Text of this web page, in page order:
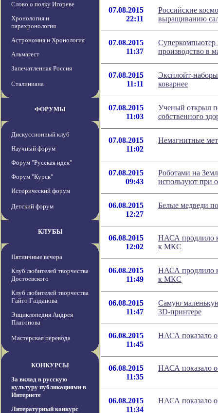
Слово о полку Игореве
Хронология и
парахронология
Астрономия и Хронология
Альмагест
Запечатленная Россия
Сталиниана
ФОРУМЫ
Дискуссионный клуб
Научный форум
Форум "Русская идея"
Форум "Курск"
Исторический форум
Детский форум
КЛУБЫ
Пятничные вечера
Клуб любителей творчества
Достоевского
Клуб любителей творчества
Гайто Газданова
Энциклопедия Андрея
Платонова
Мастерская перевода
КОНКУРСЫ
За вклад в русскую
культуру публикациями в
Интернете
Литературный конкурс
07.08.2015
22:11
Российские
выращиванию
07.08.2015
11:37
Суперкомпьютер
производство в
07.08.2015
11:11
Эксплойт-
коварнее
07.08.2015
11:03
Ученый открыл
собственного
07.08.2015
11:02
Немагнитные
07.08.2015
09:43
Роботами на
используют при
06.08.2015
12:27
Белые медведи
06.08.2015
12:02
НАСА продлило
к МКС
06.08.2015
11:49
НАСА продлило
к МКС
06.08.2015
11:47
Самую
3D-принтере
06.08.2015
11:45
НАСА показало
06.08.2015
11:35
НАСА показало
06.08.2015
11:34
НАСА показало